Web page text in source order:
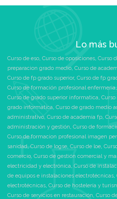
Lo más
Curso de eso, Curso de oposiciones, Curso
preparacion grado medio, Curso de
Curso de fp grado superior, Curso de fp
Curso de formación profesional enfermeria
Curso de grado superior informatica,
grado informatica, Curso de grado medio
administrativo, Curso de academia fp,
administración y gestión, Curso de
Curso de formacion profesional imagen
sanidad,Curso de logse, Curso de loe,
comercio, Curso de gestión comercial y
electricidad y electrónica, Curso de
de equipos e instalaciones electrotécnicas,
electrotécnicas, Curso de hostelería y
Curso de servicios en restauración, Curso